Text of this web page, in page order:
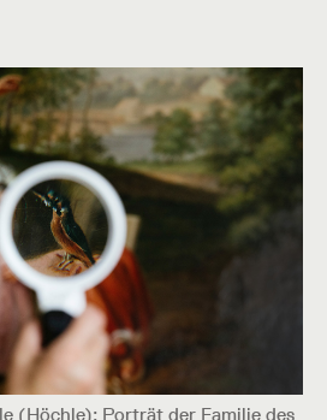
(Höchle): Porträt der Familie des